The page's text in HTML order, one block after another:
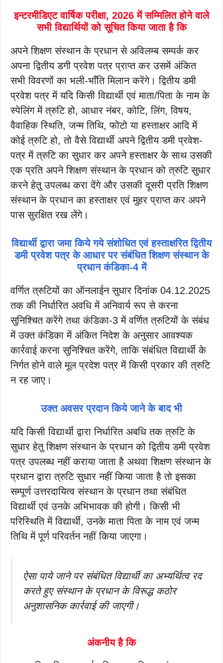
इन्टरमीडिएट वार्षिक परीक्षा, 2026 में सम्मिलित होने वाले
सभी विद्यार्थियों को सूचित किया जाता है कि
अपने शिक्षण संस्थान के प्रधान से अविलम्ब सम्पर्क कर
अपना द्वितीय डगी प्रवेश पत्र प्राप्त कर उसमें अंकित
सभी विवरणों का भली-भाँति मिलान करेंगे। द्वितीय डमी
प्रवेश पत्र में यदि किसी विद्यार्थी एवं माता/पिता के नाम के
स्पेलिंग में त्रुटि हो, आधार नंबर, कोटि, लिंग, विषय,
वैवाहिक स्थिति, जन्म तिथि, फोटो या हस्ताक्षर आदि में
कोई त्रुटि हो, तो वैसे विद्यार्थी अपने द्वितीय डमी प्रवेश-
पत्र में त्रुटि का सुधार कर अपने हस्ताक्षर के साथ उसकी
एक प्रति अपने शिक्षण संस्थान के प्रधान को त्रुटि सुधार
करने हेतु उपलब्ध करा देंगे और उसकी दूसरी प्रति शिक्षण
संस्थान के प्रधान का हस्ताक्षर एवं मुहर प्राप्त कर अपने
पास सुरक्षित रख लेंगे।
विद्यार्थी द्वारा जमा किये गये संशोधित एवं हस्ताक्षरित द्वितीय
डमी प्रवेश पत्र के आधार पर संबंधित शिक्षण संस्थान के
प्रधान कंडिका-4 में
वर्णित त्रुटियों का ऑनलाईन सुधार दिनांक 04.12.2025
तक की निर्धारित अवधि में अनिवार्य रूप से करना
सुनिश्चित करेंगे तथा कंडिका-3 में वर्णित त्रुटियों के संबंध
में उक्त कंडिका में अंकित निदेश के अनुसार आवश्यक
कार्रवाई करना सुनिश्चित करेंगे, ताकि संबंधित विद्यार्थी के
निर्गत होने वाले मूल प्रदेश पत्र में किसी प्रकार की त्रुटि
न रह जाए।
उक्त अवसर प्रदान किये जाने के बाद भी
यदि किसी विद्यार्थी द्वारा निर्धारित अबधि तक त्रुटि के
सुधार हेतु शिक्षण संस्थान के प्रधान को द्वितीय डमी प्रवेश
पत्र उपलब्ध नहीं कराया जाता है अथवा शिक्षण संस्थान के
प्रधान द्वारा त्रुटि सुधार नहीं किया जाता है तो इसका
सम्पूर्ण उत्तरदायित्व संस्थान के प्रधान तथा संबंधित
विद्यार्थी एवं उनके अभिभावक की होगी। किसी भी
परिस्थिति में विद्यार्थी, उनके माता पिता के नाम एवं जन्म
तिथि में पूर्ण परिवर्तन नहीं किया जाएगा।
ऐसा पाये जाने पर संबंधित विद्यार्थी का अभ्यर्थित्व रद
करते हुए संस्थान के प्रधान के विरूद्ध कठोर
अनुशासनिक कार्रवाई की जाएगी।
अंकनीय है कि